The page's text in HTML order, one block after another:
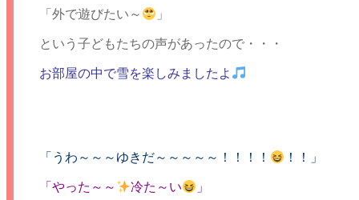
「外で遊びたい～ 」
という子どもたちの声があったので・・・
お部屋の中で雪を楽しみましたよ
「うわ～～～ゆきだ～～～～～！！！！ ！！」
「やった～～ 冷た～い 」